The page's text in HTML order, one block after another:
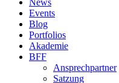
Events
Blog
Portfolios
Akademie
BFF
Ansprechpartner
Satzung